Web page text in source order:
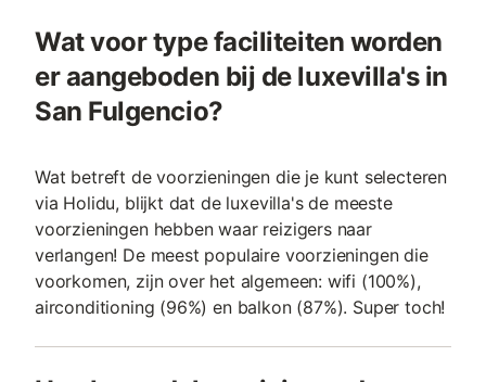
Wat voor type faciliteiten worden
er aangeboden bij de luxevilla's in
San Fulgencio?
Wat betreft de voorzieningen die je kunt selecteren
via Holidu, blijkt dat de luxevilla's de meeste
voorzieningen hebben waar reizigers naar
verlangen! De meest populaire voorzieningen die
voorkomen, zijn over het algemeen: wifi (100%),
airconditioning (96%) en balkon (87%). Super toch!